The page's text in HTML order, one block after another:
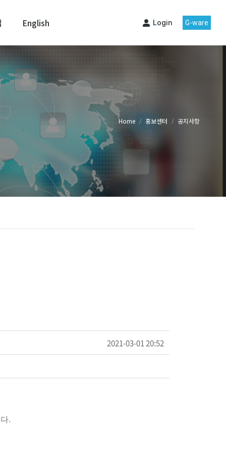
English Login G-ware
Home 홍보센터 공지사항
2021-03-01 20:52
.